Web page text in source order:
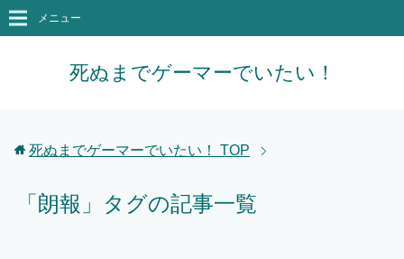
死ぬまでゲーマーでいたい！
メニュー
死ぬまでゲーマーでいたい！ TOP
「朗報」タグの記事一覧